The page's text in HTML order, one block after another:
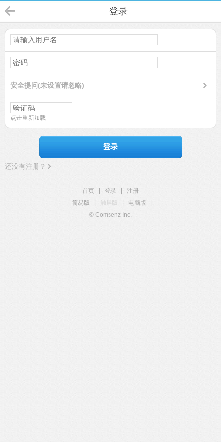
登录
安全提问(未设置请忽略)
点击重新加载
登录
还没有注册？
首页 登录
注册
简易版
触屏版 电脑版
© Comsenz Inc.